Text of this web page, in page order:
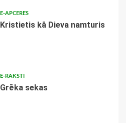
E-APCERES
Kristietis kā Dieva namturis
E-RAKSTI
Grēka sekas